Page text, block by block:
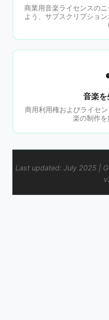
商業用音楽ライセンスの
よう、サブスクリプショ
音楽を
商用利用権およびライセ
楽の制作を
Last updated: July 2025 |